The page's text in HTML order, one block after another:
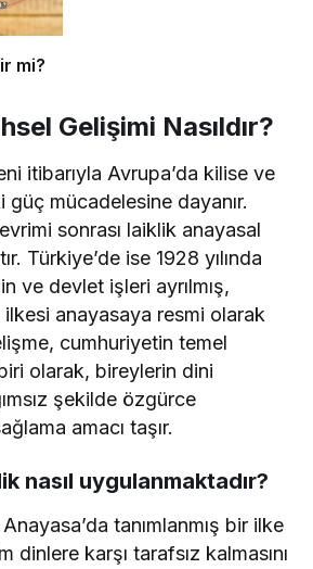
mi?
Gelişimi Nasıldır?
itibarıyla Avrupa’da kilise ve
güç mücadelesine dayanır.
sonrası laiklik anayasal
Türkiye’de ise 1928 yılında
ve devlet işleri ayrılmış,
ilkesi anayasaya resmi olarak
cumhuriyetin temel
olarak, bireylerin dini
şekilde özgürce
amacı taşır.
nasıl uygulanmaktadır?
tanımlanmış bir ilke
dinlere karşı tarafsız kalmasını